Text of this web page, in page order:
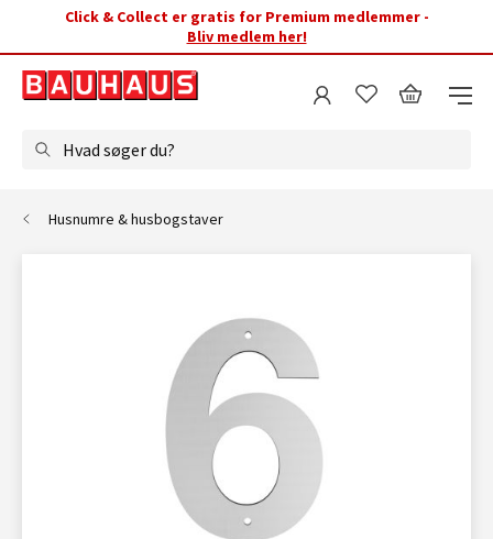
Click & Collect er gratis for Premium medlemmer -
Bliv medlem her!
Hvad søger du?
Husnumre & husbogstaver